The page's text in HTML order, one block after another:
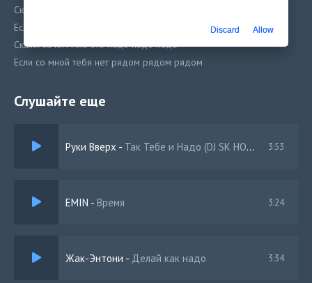
Скажи зачем мне это надо надо надо
Если со мной тебя нет рядом рядом рядом
Скажи зачем мне это надо надо надо
Если со мной тебя нет рядом рядом рядом
Слушайте еще
Руки Вверх - Так Тебе и Надо (DJ SK HOUSE REMIX) 3:53
EMIN - Время 3:24
Жак-Энтони - Делай как надо 3:34
Discard Allow